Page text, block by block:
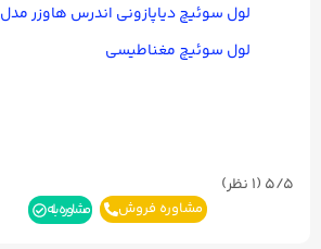
لول سوئیچ دیاپازونی اندرس هاوزر مدل FTL۵۰
لول سوئیچ مغناطیسی
5/5 (۱ نظر)
مشاوره فروش مشاوره بله